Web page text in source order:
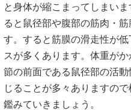
と身体が縮こまってしまい
ると鼠径部や腹部の筋肉・
す。すると筋膜の滑走性が
スが多くあります。体重が
節の前面である鼠径部の活
じることが多々ありますの
鑑みていきましょう。